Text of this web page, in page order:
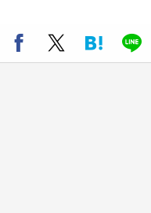
が栃木県を征服！？ 県
地」が生産されてます